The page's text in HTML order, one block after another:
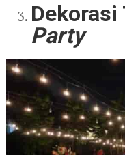
Dekorasi
Party